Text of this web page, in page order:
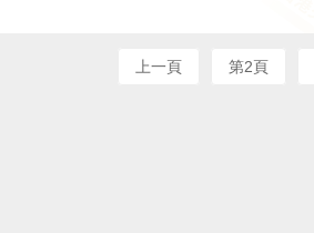
上一頁 第2頁